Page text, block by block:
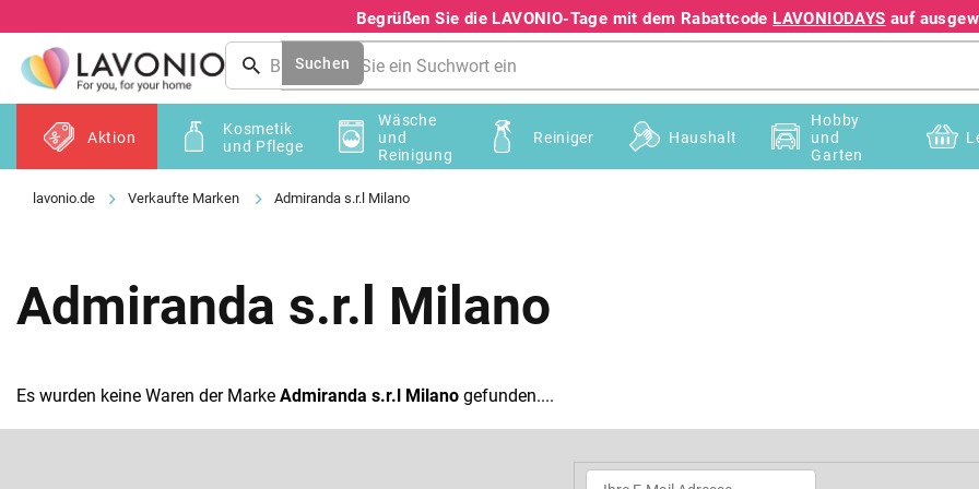
Inhalt
springen
Begrüßen Sie die LAVONIO-Tage mit dem Rabattcode LAVONIODAYS auf
+49 78195633041
Suchen
Aktion
Kosmetik
und Pflege
Wäsche
und
Reinigung
Reiniger Haushalt
Hobby
und
Garten
Verkaufte Marken Admiranda s.r.l Milano
Admiranda s.r.l Milano
Es wurden keine Waren der Marke Admiranda s.r.l Milano gefunden....